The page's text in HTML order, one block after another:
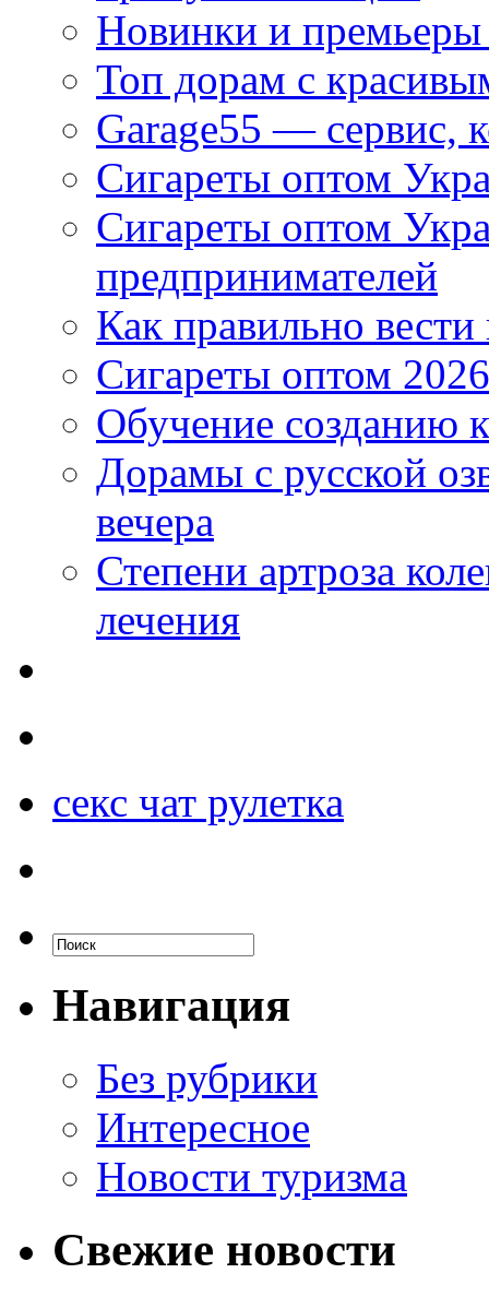
Новинки и
Топ дорам с
Garage55 — сервис,
Сигареты оптом
Сигареты оптом
предпринимателей
Как правильно
Сигареты оптом
Обучение созданию
Дорамы с русской
вечера
Степени артроза
лечения
секс чат рулетка
Навигация
Без рубрики
Интересное
Новости туризма
Свежие новости